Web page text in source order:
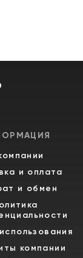
и оплата
и обмен
компании